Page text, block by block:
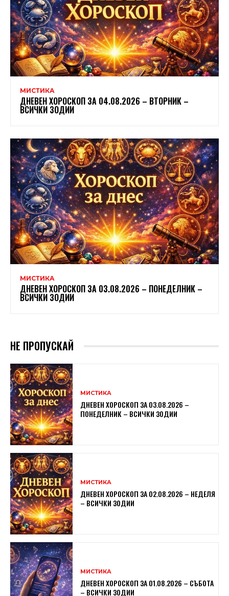
МИСТИКА
ДНЕВЕН ХОРОСКОП ЗА 04.08.2026 – ВТОРНИК –
ВСИЧКИ ЗОДИИ
МИСТИКА
ДНЕВЕН ХОРОСКОП ЗА 03.08.2026 – ПОНЕДЕЛНИК –
ВСИЧКИ ЗОДИИ
НЕ ПРОПУСКАЙ
МИСТИКА
ДНЕВЕН ХОРОСКОП ЗА 03.08.2026 –
ПОНЕДЕЛНИК – ВСИЧКИ ЗОДИИ
МИСТИКА
ДНЕВЕН ХОРОСКОП ЗА 02.08.2026 – НЕДЕЛЯ
– ВСИЧКИ ЗОДИИ
МИСТИКА
ДНЕВЕН ХОРОСКОП ЗА 01.08.2026 – СЪБОТА
– ВСИЧКИ ЗОДИИ